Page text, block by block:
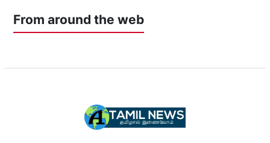
From around the web